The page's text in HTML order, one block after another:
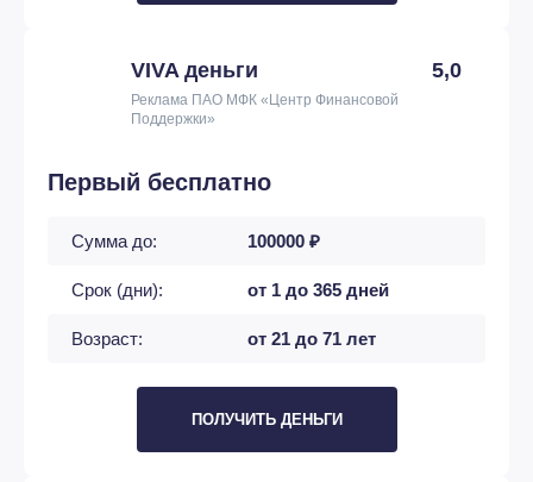
VIVA деньги 5,0
Реклама ПАО МФК «Центр Финансовой
Поддержки»
Первый бесплатно
Сумма до: 100000 ₽
Срок (дни): от 1 до 365 дней
Возраст: от 21 до 71 лет
ПОЛУЧИТЬ ДЕНЬГИ